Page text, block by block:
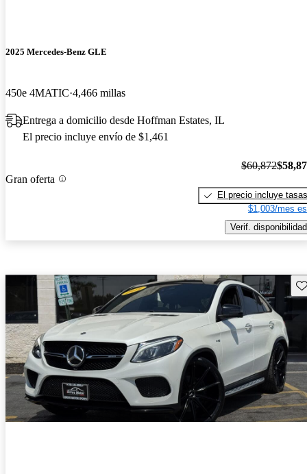
2025 Mercedes-Benz GLE
450e 4MATIC 4,466 millas
Entrega a domicilio desde Hoffman Estates, IL
El precio incluye envío de $1,461
Gran oferta
$60,872
El precio incluye tasas
$1,003/mes
Verif. disponibilidad